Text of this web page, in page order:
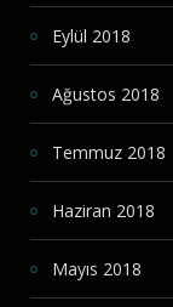
Eylül 2018
Ağustos 2018
Temmuz 2018
Haziran 2018
Mayıs 2018